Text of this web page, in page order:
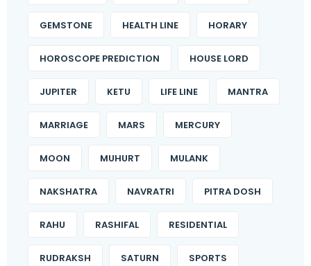
GEMSTONE HEALTH LINE HORARY
HOROSCOPE PREDICTION HOUSE LORD
JUPITER KETU LIFE LINE MANTRA
MARRIAGE MARS MERCURY
MOON MUHURT MULANK
NAKSHATRA NAVRATRI PITRA DOSH
RAHU RASHIFAL RESIDENTIAL
RUDRAKSH SATURN SPORTS